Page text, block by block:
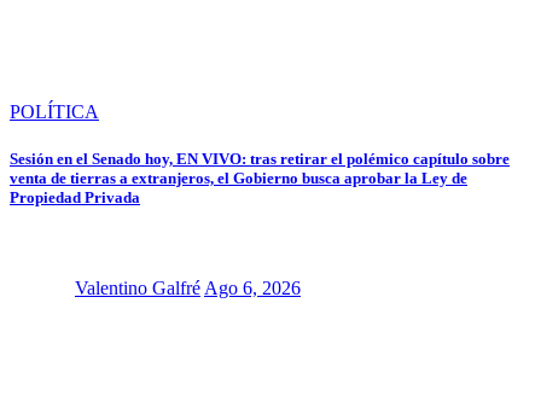
POLÍTICA
Sesión en el Senado hoy, EN VIVO: tras retirar el polémico capítulo sobre
venta de tierras a extranjeros, el Gobierno busca aprobar la Ley de
Propiedad Privada
Valentino GalfréAgo 6, 2026